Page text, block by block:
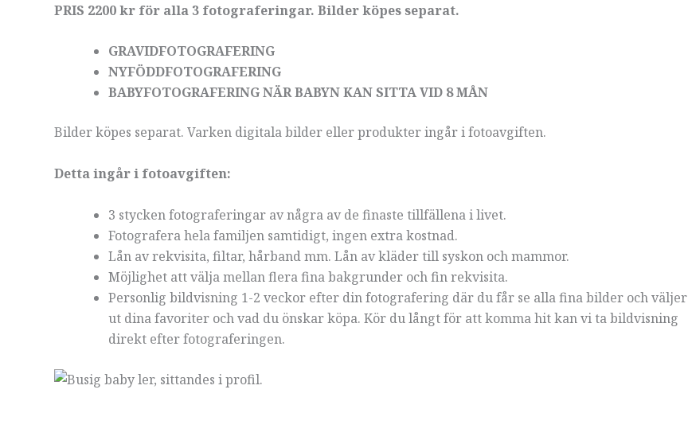
PRIS 2200 kr för alla 3 fotograferingar. Bilder köpes separat.
GRAVIDFOTOGRAFERING
NYFÖDDFOTOGRAFERING
BABYFOTOGRAFERING NÄR BABYN KAN SITTA VID 8 MÅN
Bilder köpes separat. Varken digitala bilder eller produkter ingår i fotoavgiften.
Detta ingår i fotoavgiften:
3 stycken fotograferingar av några av de finaste tillfällena i livet.
Fotografera hela familjen samtidigt, ingen extra kostnad.
Lån av rekvisita, filtar, hårband mm. Lån av kläder till syskon och mammor.
Möjlighet att välja mellan flera fina bakgrunder och fin rekvisita.
Personlig bildvisning 1-2 veckor efter din fotografering där du får se alla fina bilder och väljer
ut dina favoriter och vad du önskar köpa. Kör du långt för att komma hit kan vi ta bildvisning
direkt efter fotograferingen.